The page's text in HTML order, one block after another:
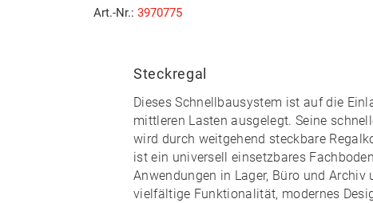
Art.-Nr.: 3970775
Steckregal
Dieses Schnellbausystem ist auf die
mittleren Lasten ausgelegt. Seine
wird durch weitgehend steckbare
ist ein universell einsetzbares
Anwendungen in Lager, Büro und Archiv
vielfältige Funktionalität, modernes